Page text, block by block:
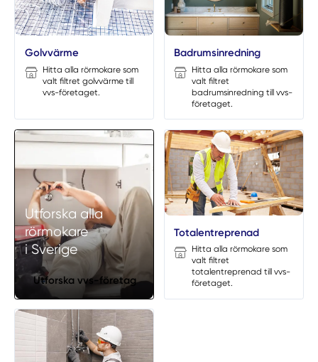
Golvvärme
Hitta alla rörmokare som
valt filtret golvvärme till
vvs-företaget.
Badrumsinredning
Hitta alla rörmokare som
valt filtret
badrumsinredning till vvs-
företaget.
Utforska alla
rörmokare
i Sverige
Utforska vvs-företag
Totalentreprenad
Hitta alla rörmokare som
valt filtret
totalentreprenad till vvs-
företaget.